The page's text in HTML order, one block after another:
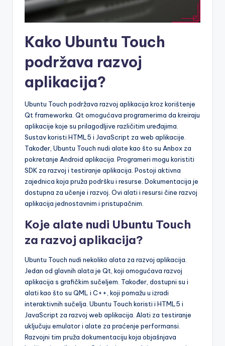
Kako Ubuntu Touch
podržava razvoj
aplikacija?
Ubuntu Touch podržava razvoj aplikacija kroz korištenje
Qt frameworka. Qt omogućava programerima da kreiraju
aplikacije koje su prilagodljive različitim uređajima.
Sustav koristi HTML5 i JavaScript za web aplikacije.
Također, Ubuntu Touch nudi alate kao što su Anbox za
pokretanje Android aplikacija. Programeri mogu koristiti
SDK za razvoj i testiranje aplikacija. Postoji aktivna
zajednica koja pruža podršku i resurse. Dokumentacija je
dostupna za učenje i razvoj. Ovi alati i resursi čine razvoj
aplikacija jednostavnim i pristupačnim.
Koje alate nudi Ubuntu Touch
za razvoj aplikacija?
Ubuntu Touch nudi nekoliko alata za razvoj aplikacija.
Jedan od glavnih alata je Qt, koji omogućava razvoj
aplikacija s grafičkim sučeljem. Također, dostupni su i
alati kao što su QML i C++, koji pomažu u izradi
interaktivnih sučelja. Ubuntu Touch koristi i HTML5 i
JavaScript za razvoj web aplikacija. Alati za testiranje
uključuju emulator i alate za praćenje performansi.
Razvojni tim pruža dokumentaciju koja objašnjava